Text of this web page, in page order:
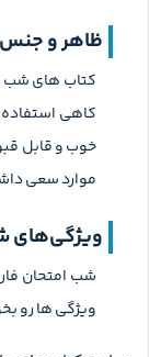
ظاهر و
کتاب های شب
کاهی
خوب و قابل
موارد سعی
ویژگی‌های
شب امتحان
ویژگی ها رو